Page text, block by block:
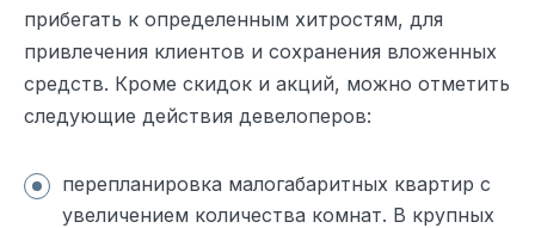
прибегать к определенным хитростям, для
привлечения клиентов и сохранения вложенных
средств. Кроме скидок и акций, можно отметить
следующие действия девелоперов:
перепланировка малогабаритных квартир с
увеличением количества комнат. В крупных